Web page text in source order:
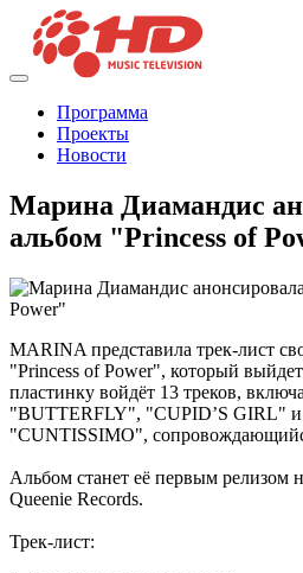
Программа
Проекты
Новости
Марина Диамандис
альбом "Princess of
MARINA представила трек-лист
"Princess of Power", который
пластинку войдёт 13 треков,
"BUTTERFLY", "CUPID’S GIRL"
"CUNTISSIMO",
Альбом станет её первым релизом
Queenie Records.
Трек-лист: